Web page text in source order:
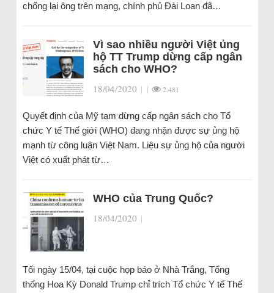
chống lại ông trên mạng, chính phủ Đài Loan đã…
Vì sao nhiều người Việt ủng
hộ TT Trump dừng cấp ngân
sách cho WHO?
18/04/2020 | | 2.481
Quyết định của Mỹ tạm dừng cấp ngân sách cho Tổ
chức Y tế Thế giới (WHO) đang nhận được sự ủng hộ
mạnh từ công luận Việt Nam. Liệu sự ủng hộ của người
Việt có xuất phát từ…
WHO của Trung Quốc?
18/04/2020 |
Tối ngày 15/04, tại cuộc họp báo ở Nhà Trắng, Tổng
thống Hoa Kỳ Donald Trump chỉ trích Tổ chức Y tế Thế